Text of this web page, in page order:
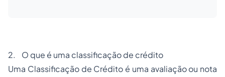
2. O que é uma classificação de crédito
Uma Classificação de Crédito é uma avaliação ou nota